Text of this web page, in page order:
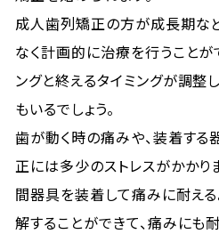
成人歯列矯正の方が成長期な
なく計画的に治療を行うことが
ングと終えるタイミングが調整
もいるでしょう。
歯が動く時の痛みや、装着する
正には多少のストレスがかかり
間器具を装着して痛みに耐え
解することができて、痛みに